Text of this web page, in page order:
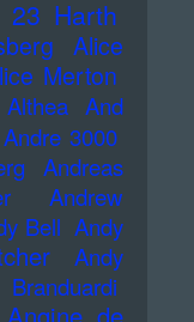
23 Harth
Alice
Merton
Althea And
Andre 3000
Andreas
Andrew
Bell Andy
Andy
Branduardi